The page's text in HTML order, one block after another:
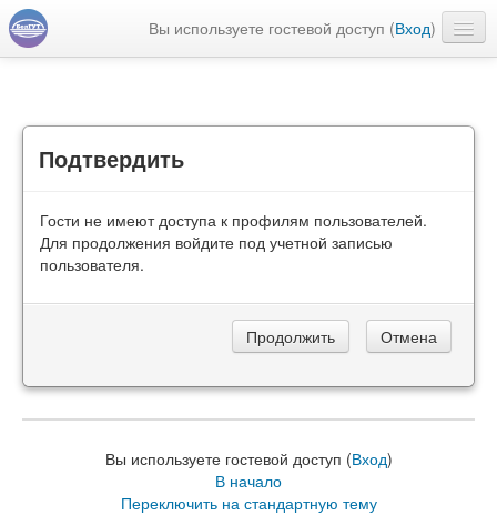
Вы используете гостевой доступ (Вход)
Подтвердить
Гости не имеют доступа к профилям пользователей.
Для продолжения войдите под учетной записью
пользователя.
Вы используете гостевой доступ (Вход)
В начало
Переключить на стандартную тему